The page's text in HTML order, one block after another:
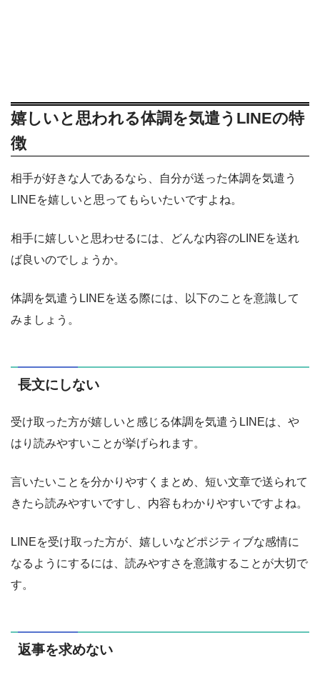
嬉しいと思われる体調を気遣うLINEの特
徴
相手が好きな人であるなら、自分が送った体調を気遣う
LINEを嬉しいと思ってもらいたいですよね。
相手に嬉しいと思わせるには、どんな内容のLINEを送れ
ば良いのでしょうか。
体調を気遣うLINEを送る際には、以下のことを意識して
みましょう。
長文にしない
受け取った方が嬉しいと感じる体調を気遣うLINEは、や
はり読みやすいことが挙げられます。
言いたいことを分かりやすくまとめ、短い文章で送られて
きたら読みやすいですし、内容もわかりやすいですよね。
LINEを受け取った方が、嬉しいなどポジティブな感情に
なるようにするには、読みやすさを意識することが大切で
す。
返事を求めない